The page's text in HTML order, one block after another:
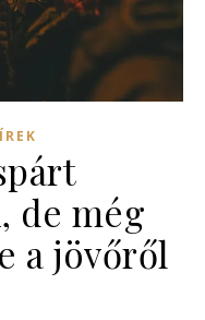
de még
a jövőről